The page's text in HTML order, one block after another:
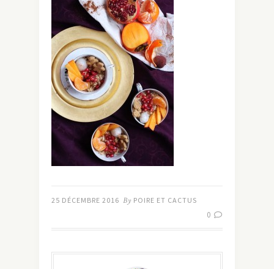
25 DÉCEMBRE 2016 By POIRE ET CACTUS
0